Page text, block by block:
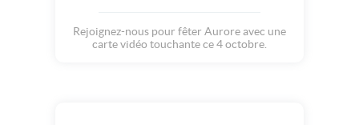
Rejoignez-nous pour fêter Aurore avec une
carte vidéo touchante ce 4 octobre.